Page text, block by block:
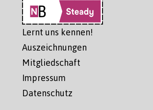
Lernt uns kennen!
Auszeichnungen
Mitgliedschaft
Impressum
Datenschutz